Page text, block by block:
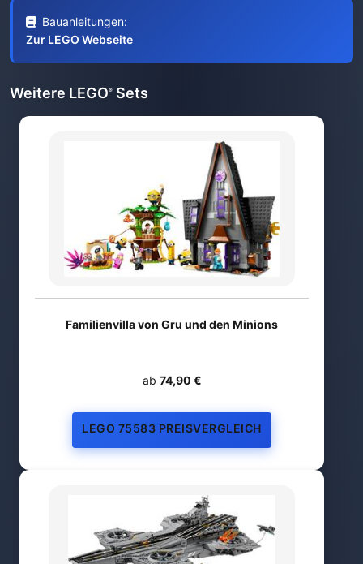
Bauanleitungen:
Zur LEGO Webseite
Weitere LEGO® Sets
Familienvilla von Gru und den Minions
ab 74,90 €
LEGO 75583 PREISVERGLEICH